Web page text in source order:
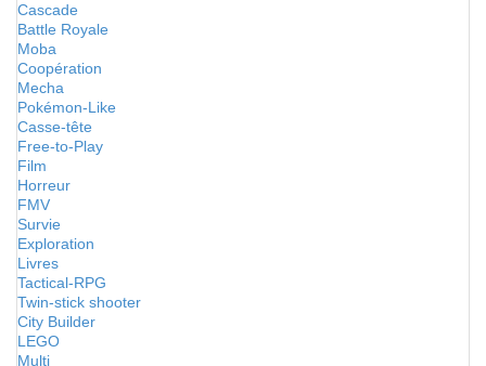
Cascade
Battle Royale
Moba
Coopération
Mecha
Pokémon-Like
Casse-tête
Free-to-Play
Film
Horreur
FMV
Survie
Exploration
Livres
Tactical-RPG
Twin-stick shooter
City Builder
LEGO
Multi